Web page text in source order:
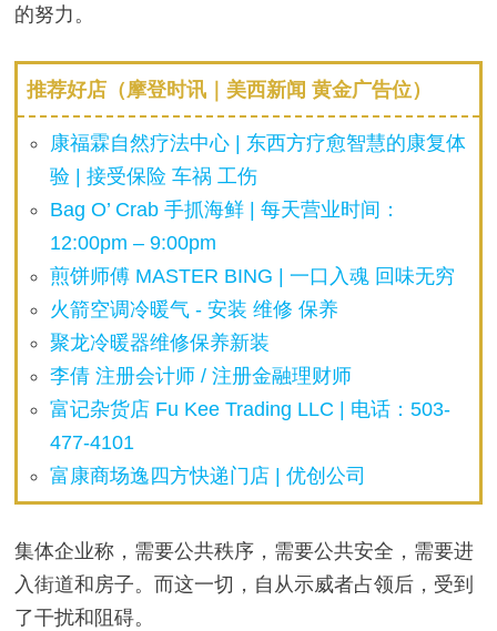
的努力。
推荐好店（摩登时讯｜美西新闻 黄金广告位）
康福霖自然疗法中心 | 东西方疗愈智慧的康复体
验 | 接受保险 车祸 工伤
Bag O’ Crab 手抓海鲜 | 每天营业时间：
12:00pm – 9:00pm
煎饼师傅 MASTER BING | 一口入魂 回味无穷
火箭空调冷暖气 - 安装 维修 保养
聚龙冷暖器维修保养新装
李倩 注册会计师 / 注册金融理财师
富记杂货店 Fu Kee Trading LLC | 电话：503-
477-4101
富康商场逸四方快递门店 | 优创公司
集体企业称，需要公共秩序，需要公共安全，需要进
入街道和房子。而这一切，自从示威者占领后，受到
了干扰和阻碍。